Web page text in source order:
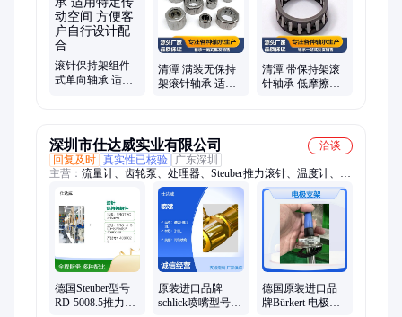
滚针保持架组件
式单向轴承 适用
清潭 满装无保持
架滚针轴承 适用
清潭 带保持架滚
针轴承 低摩擦耐
深圳市仕达威实业有限公司
洽谈
回复及时 真实性已核验
广东深圳
主营： 流量计、齿轮泵、处理器、Steuber推力滚针、温度计、高
压气缸阀、温度变送器、称重传感器、电阻测试仪、远程传感
器、静电测试仪、三相制动电机
德国Steuber型号
RD-5008.5推力滚
原装进口品牌
schlick喷嘴型号
德国原装进口品
牌Bürkert 电极支